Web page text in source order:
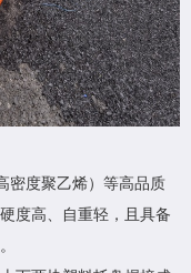
度聚乙烯）等高品质
度高、自重轻，且具备